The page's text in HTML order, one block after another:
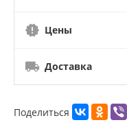
Цены
Доставка
Поделиться